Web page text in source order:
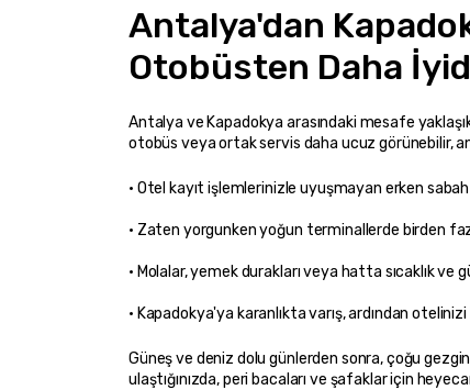
Antalya'dan
Otobüsten Daha
Antalya ve Kapadokya arasındaki mesafe
otobüs veya ortak servis daha ucuz görünebilir,
• Kapadokya'ya karanlıkta varış, ardından
Güneş ve deniz dolu günlerden sonra, çoğu
ulaştığınızda, peri bacaları ve şafaklar için